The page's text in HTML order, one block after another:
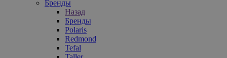
Бренды
Назад
Бренды
Polaris
Redmond
Tefal